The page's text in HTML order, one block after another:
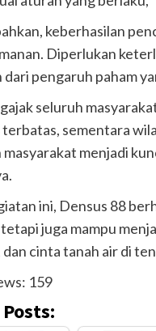
keberhasilan
Diperlukan
pengaruh paham
seluruh
sementara
menjadi
ini, Densus 88
juga mampu
cinta tanah air di
159